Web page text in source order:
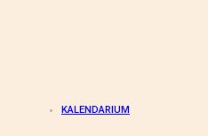
KALENDARIUM